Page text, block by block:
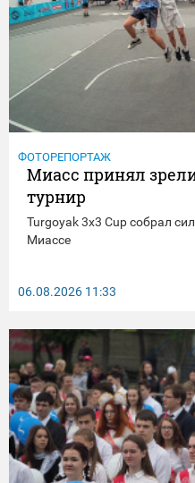
ФОТОРЕПОРТАЖ
Миасс принял
турнир
Turgoyak 3x3 Cup собрал
Миассе
06.08.2026 11:33